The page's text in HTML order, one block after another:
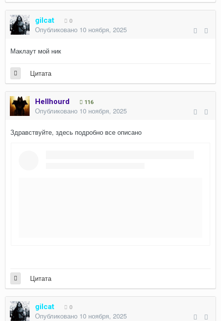
gilcat 0
Опубликовано 10 ноября, 2025
Маклаут мой ник
Цитата
Hellhourd 116
Опубликовано 10 ноября, 2025
Здравствуйте, здесь подробно все описано
Цитата
gilcat 0
Опубликовано 10 ноября, 2025